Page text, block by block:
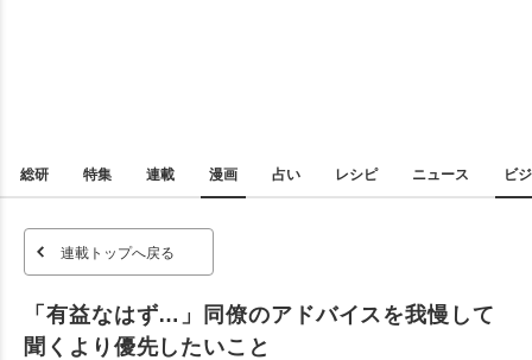
総研 特集 連載 漫画 占い レシピ ニュース ビ
連載トップへ戻る
「有益なはず…」同僚のアドバイスを我慢して
聞くより優先したいこと